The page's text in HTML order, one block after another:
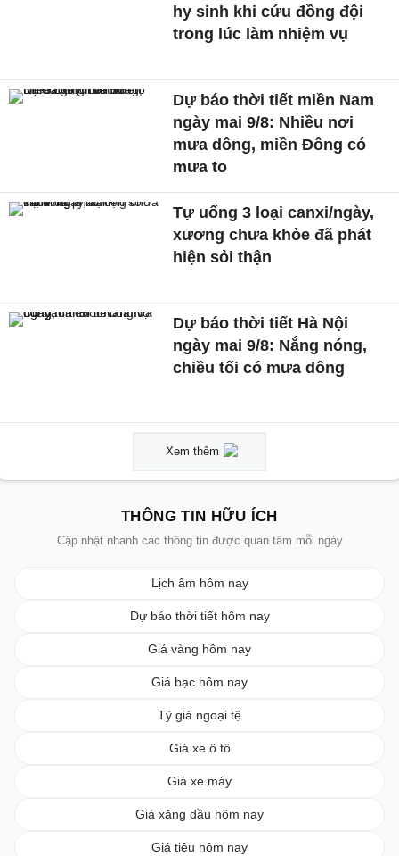
hy sinh khi cứu đồng đội
trong lúc làm nhiệm vụ
Dự báo thời tiết miền Nam
ngày mai 9/8: Nhiều nơi
mưa dông, miền Đông có
mưa to
Tự uống 3 loại canxi/ngày,
xương chưa khỏe đã phát
hiện sỏi thận
Dự báo thời tiết Hà Nội
ngày mai 9/8: Nắng nóng,
chiều tối có mưa dông
Xem thêm
THÔNG TIN HỮU ÍCH
Cập nhật nhanh các thông tin được quan tâm mỗi ngày
Lịch âm hôm nay
Dự báo thời tiết hôm nay
Giá vàng hôm nay
Giá bạc hôm nay
Tỷ giá ngoại tệ
Giá xe ô tô
Giá xe máy
Giá xăng dầu hôm nay
Giá tiêu hôm nay